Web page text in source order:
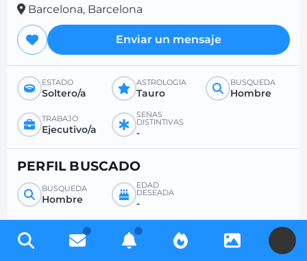
Barcelona, Barcelona
Enviar un mensaje
ESTADO
Soltero/a
ASTROLOGÍA
Tauro
BÚSQUEDA
Hombre
TRABAJO
Ejecutivo/a
SEÑAS
DISTINTIVAS
-
PERFIL BUSCADO
BÚSQUEDA
Hombre
EDAD
DESEADA
-
Regístrese gratis para acceder a miles de perfiles y